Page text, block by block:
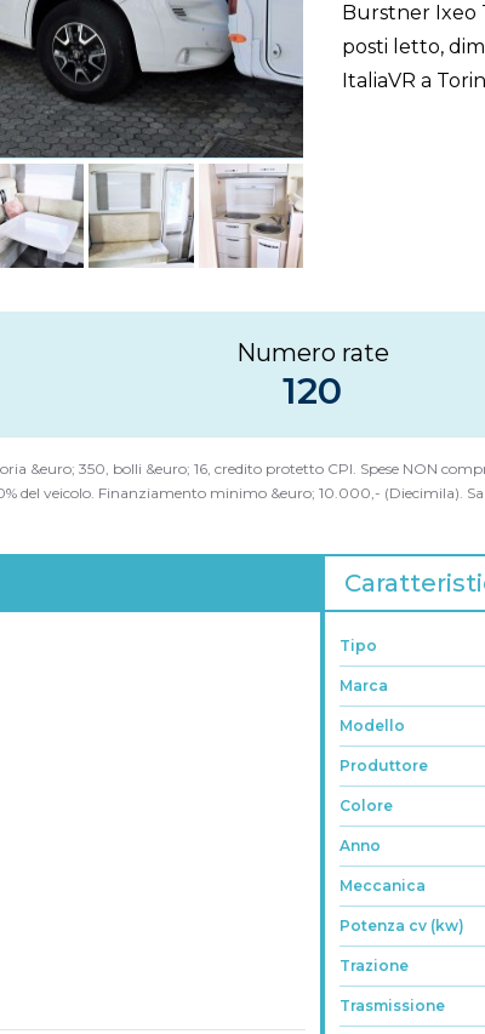
Burstner Ixeo
posti letto,
ItaliaVR a
Numero rate
120
&euro; 350, bolli &euro; 16, credito protetto CPI. Spese NON
del veicolo. Finanziamento minimo &euro; 10.000,- (Diecimila).
Tipo
Marca
Modello
Produttore
Colore
Anno
Meccanica
Potenza cv (kw)
Trazione
Trasmissione